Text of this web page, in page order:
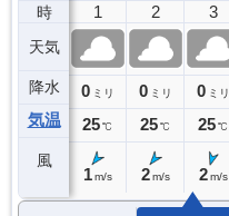
時
天気
降水
気温
風
0
0ミリ
25℃
1
0 ミリ
25℃
1 m/s
2
0 ミリ
25℃
2 m/s
3
0 ミリ
25℃
2 m/s